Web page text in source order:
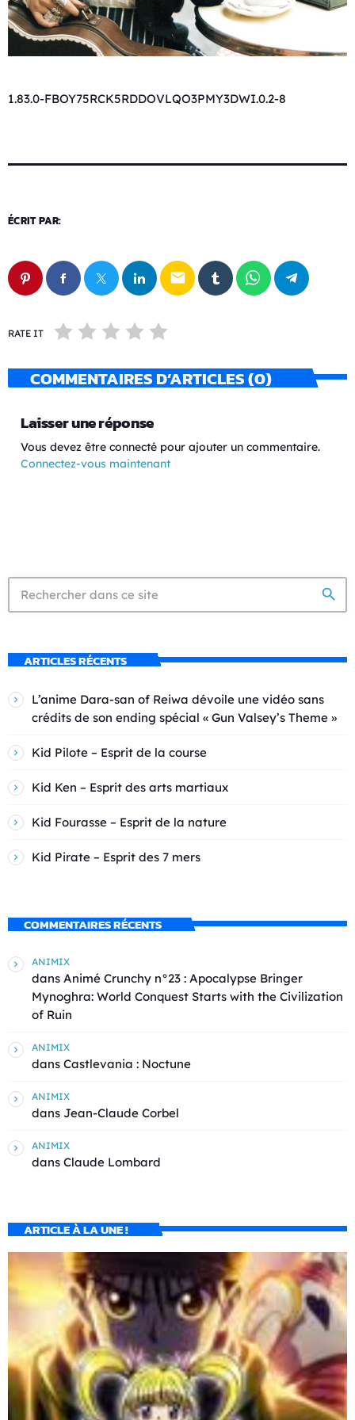
1.83.0-FBOY75RCK5RDDOVLQO3PMY3DWI.0.2-8
ÉCRIT PAR:
email
RATE IT
COMMENTAIRES D’ARTICLES (0)
Laisser une réponse
Vous devez être connecté pour ajouter un commentaire.
Connectez-vous maintenant
search
ARTICLES RÉCENTS
L’anime Dara-san of Reiwa dévoile une vidéo sans
crédits de son ending spécial « Gun Valsey’s Theme »
Kid Pilote – Esprit de la course
Kid Ken – Esprit des arts martiaux
Kid Fourasse – Esprit de la nature
Kid Pirate – Esprit des 7 mers
COMMENTAIRES RÉCENTS
ANIMIX
dans Animé Crunchy n°23 : Apocalypse Bringer
Mynoghra: World Conquest Starts with the Civilization
of Ruin
ANIMIX
dans Castlevania : Noctune
ANIMIX
dans Jean-Claude Corbel
ANIMIX
dans Claude Lombard
ARTICLE À LA UNE !